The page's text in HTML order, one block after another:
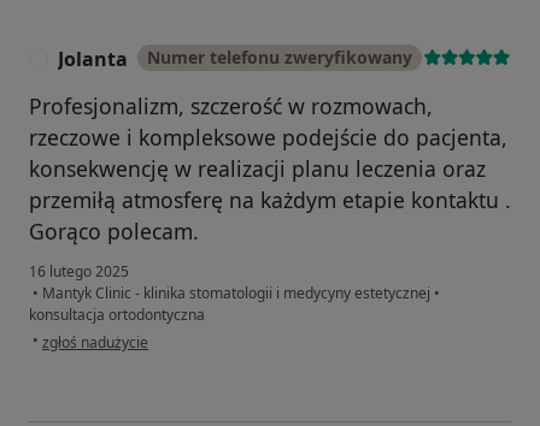
Jolanta Numer telefonu zweryfikowany
Profesjonalizm, szczerość w rozmowach,
rzeczowe i kompleksowe podejście do pacjenta,
konsekwencję w realizacji planu leczenia oraz
przemiłą atmosferę na każdym etapie kontaktu .
Gorąco polecam.
16 lutego 2025
• Mantyk Clinic - klinika stomatologii i medycyny estetycznej •
konsultacja ortodontyczna
• w opinii użytkownika Jolanta
zgłoś nadużycie